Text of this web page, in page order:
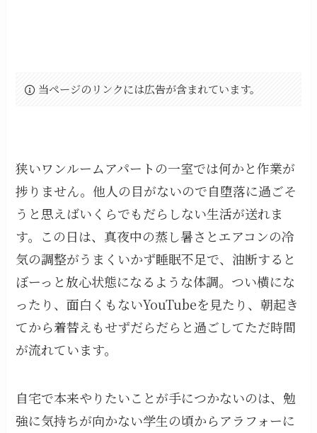
当ページのリンクには広告が含まれています。
狭いワンルームアパートの一室では何かと作業が
捗りません。他人の目がないので自堕落に過ごそ
うと思えばいくらでもだらしない生活が送れま
す。この日は、真夜中の蒸し暑さとエアコンの冷
気の調整がうまくいかず睡眠不足で、油断すると
ぼーっと放心状態になるような体調。つい横にな
ったり、面白くもないYouTubeを見たり、朝起き
てから着替えもせずだらだらと過ごしてただ時間
が流れています。
自宅で本来やりたいことが手につかないのは、勉
強に気持ちが向かない学生の頃からアラフォーに